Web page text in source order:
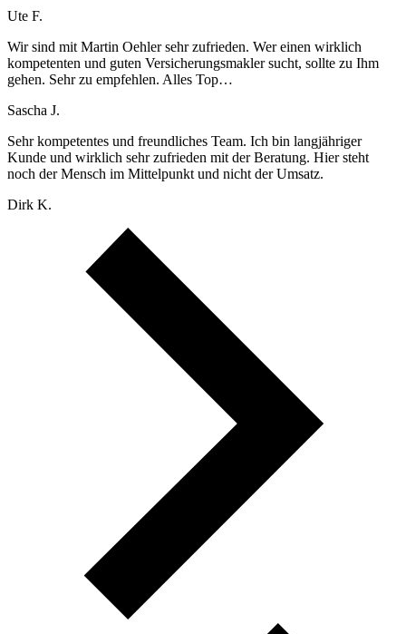
Ute F.
Wir sind mit Martin Oehler sehr zufrieden. Wer einen wirklich
kompetenten und guten Versicherungsmakler sucht, sollte zu Ihm
gehen. Sehr zu empfehlen. Alles Top…
Sascha J.
Sehr kompetentes und freundliches Team. Ich bin langjähriger
Kunde und wirklich sehr zufrieden mit der Beratung. Hier steht
noch der Mensch im Mittelpunkt und nicht der Umsatz.
Dirk K.